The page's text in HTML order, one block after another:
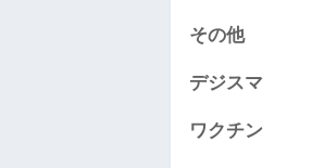
その他
デジスマ
ワクチン